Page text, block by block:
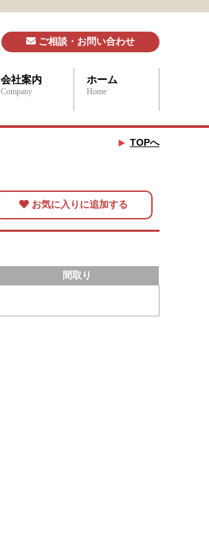
ご相談・お問い合わせ
会社案内
Company
ホーム
Home
TOPへ
お気に入りに追加する
間取り